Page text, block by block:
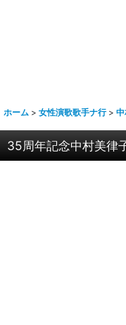
ホーム > 女性演歌歌手ナ行 >
35周年記念中村美律